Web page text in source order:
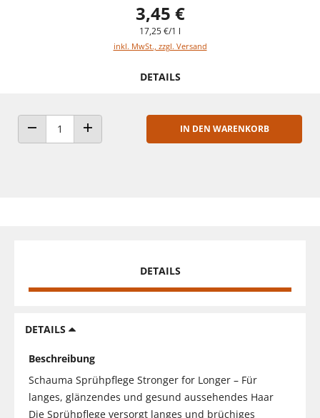
3,45 €
17,25 €/1 l
inkl. MwSt., zzgl. Versand
DETAILS
ANZAHL VERRINGERNANZAHL ERHÖHEN
IN DEN WARENKORB
DETAILS
DETAILS
Beschreibung
Schauma Sprühpflege Stronger for Longer – Für
langes, glänzendes und gesund aussehendes Haar
Die Sprühpflege versorgt langes und brüchiges